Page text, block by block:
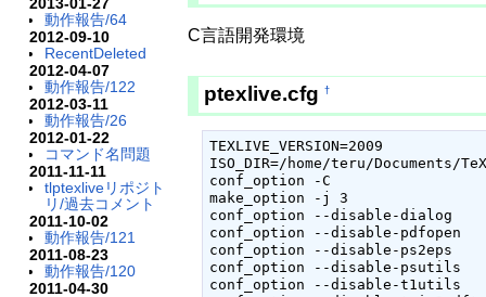
動作報告/64
2012-09-10
RecentDeleted
2012-04-07
動作報告/122
2012-03-11
動作報告/26
2012-01-22
コマンド名問題
2011-11-11
tlptexliveリポジト
リ/過去コメント
2011-10-02
動作報告/121
2011-08-23
動作報告/120
2011-04-30
C言語開発環境
ptexlive.cfg†
TEXLIVE_VERSION=2009
ISO_DIR=/home/teru/Documents/
conf_option -C
make_option -j 3
conf_option --disable-dialog
conf_option --disable-pdfopen
conf_option --disable-ps2eps
conf_option --disable-psutils
conf_option --disable-t1utils